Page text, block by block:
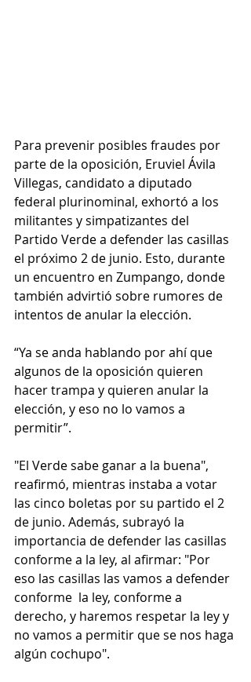
Para prevenir posibles fraudes por
parte de la oposición, Eruviel Ávila
Villegas, candidato a diputado
federal plurinominal, exhortó a los
militantes y simpatizantes del
Partido Verde a defender las casillas
el próximo 2 de junio. Esto, durante
un encuentro en Zumpango, donde
también advirtió sobre rumores de
intentos de anular la elección.
“Ya se anda hablando por ahí que
algunos de la oposición quieren
hacer trampa y quieren anular la
elección, y eso no lo vamos a
permitir”.
"El Verde sabe ganar a la buena",
reafirmó, mientras instaba a votar
las cinco boletas por su partido el 2
de junio. Además, subrayó la
importancia de defender las casillas
conforme a la ley, al afirmar: "Por
eso las casillas las vamos a defender
conforme  la ley, conforme a
derecho, y haremos respetar la ley y
no vamos a permitir que se nos haga
algún cochupo".